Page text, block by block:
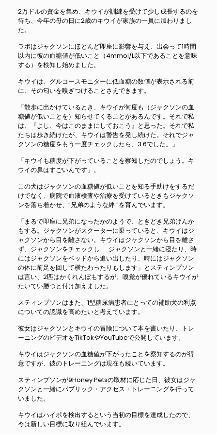
2万ドルの資金を集め、キウイが訓練を受けて少し成長するのを
待ち、今年の母の日に2歳のキウイが家族の一員に加わりまし
た。
ラボはジャクソンにほとんど即座に影響を与え、出会って1時間
以内に彼の血糖値が低いこと（4mmol/L以下であることを意味
する）を検知し始めました。
キウイは、グルコースモニターに低血糖の数値が表示される前
に、その匂いを嗅ぎつけることさえできます。
「散歩に出かけているとき、キウイが何度も（ジャクソンの血
糖値が低いことを）知らせてくることがあるんです。それで私
は、『よし、今はこのままにしておこう』と思った。それで私
たちは歩き続けたが、キウイは警告を発し続けた。それでジャ
クソンの糖度をもう一度チェックしたら、3.6でした。」
「キウイも糖度が下がっていることを察知したのでしょう。キ
ウイの鼻はすごいんです」。
この犬はジャクソンの血糖値が低いことを知る手助けをするだ
けでなく、病院で血液検査や治療を受けているときもジャクソ
ンを落ち着かせ、”兄弟のような絆 “を育んでいます。
「まるで即座に兄弟になったかのようで、ときどき兄弟げんか
もする。ジャクソンがスクーターに乗っていると、キウイはジ
ャクソンから目を離さない。キウイはジャクソンから目を離さ
ず、ジャクソンをチェックし……ジャクソンと一緒に寝たり、時
にはジャクソンをベッドから追い出したり、時にはジャクソン
の体に前足を回して横たわったりもします」とスティンプソン
は言い、2匹はかくれんぼもするが、嗅覚が優れているキウイが
たいてい勝つと付け加えました。
スティンプソンはまた、1型糖尿病患者にとっての補助犬の利点
についての認識を高めたいと考えています。
彼女はジャクソンとキウイの冒険について本を書いたり、トレ
ーニングのビデオをTikTokやYouTubeで公開しています。
キウイはジャクソンの血糖値が下がったことを察知するのが得
意ですが、彼のトレーニングは現在も続いています。
スティンプソンが9Honey Petsの取材に応じた日、彼女はジャ
クソンと一緒にパブリック・アクセス・トレーニングを行って
いました。
キウイはハイポを検出するという当初の目標を達成したので、
今は新しい目標に取り組んでいます。